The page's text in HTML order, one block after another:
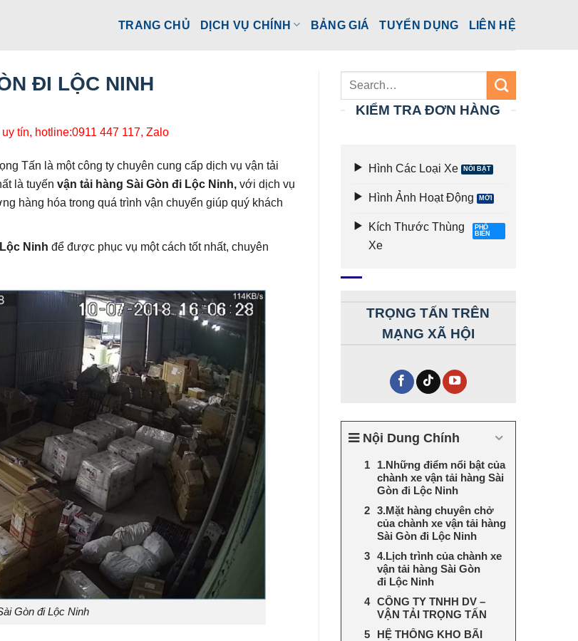
TRANG CHỦ DỊCH VỤ CHÍNH BẢNG GIÁ TUYỂN DỤNG LIÊN HỆ
ĐI LỘC NINH
tín, hotline:0911 447 117, Zalo
Tấn là một công ty chuyên cung cấp dịch vụ vận tải
là tuyến vận tải hàng Sài Gòn đi Lộc Ninh,với dịch vụ
hàng hóa trong quá trình vận chuyển giúp quý khách
Ninh để được phục vụ một cách tốt nhất, chuyên
Gòn đi Lộc Ninh
KIỂM TRA ĐƠN HÀNG
Hình Các Loại Xe
Hình Ảnh Hoạt Động
Kích Thước Thùng
Xe
TRỌNG TẤN TRÊN
MẠNG XÃ HỘI
Nội Dung Chính
1.Những điểm nổi bật của
chành xe vận tải hàng Sài
Gòn đi Lộc Ninh
3.Mặt hàng chuyên chở
của chành xe vận tải hàng
Sài Gòn đi Lộc Ninh
4.Lịch trình của chành xe
vận tải hàng Sài Gòn
đi Lộc Ninh
CÔNG TY TNHH DV –
VẬN TẢI TRỌNG TẤN
HỆ THỐNG KHO BÃI